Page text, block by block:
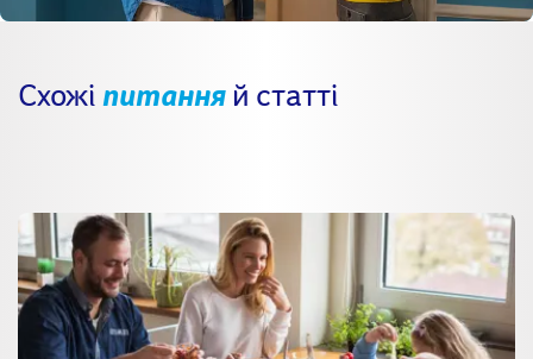
Схожіпитання й статті